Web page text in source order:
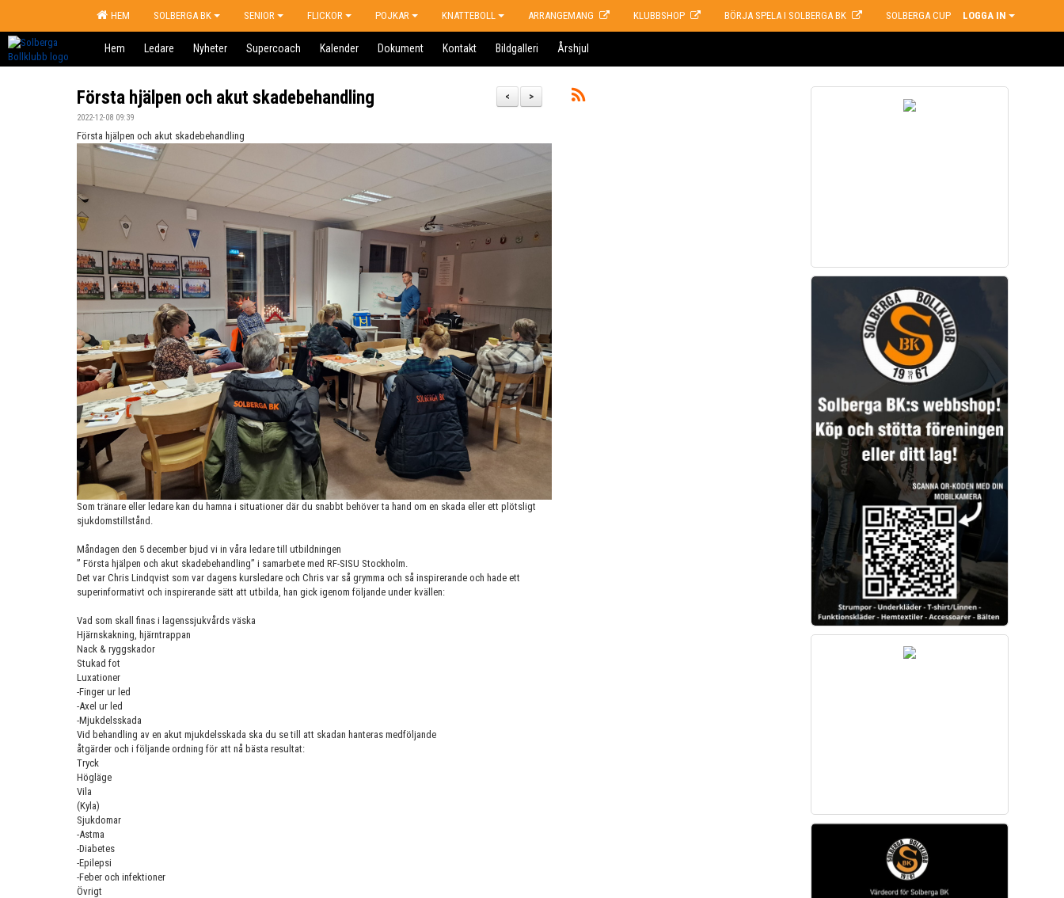
HEM SOLBERGA BK SENIOR FLICKOR POJKAR KNATTEBOLL ARRANGEMANG KLUBBSHOP BÖRJA SPELA I SOLBERGA BK SOLBERGA CUP LOGGA IN
Hem Ledare Nyheter Supercoach Kalender Dokument Kontakt Bildgalleri Årshjul
>
<
Första hjälpen och akut skadebehandling
2022-12-08 09:39
Första hjälpen och akut skadebehandling
Som tränare eller ledare kan du hamna i situationer där du snabbt behöver ta hand om en skada eller ett plötsligt
sjukdomstillstånd.
Måndagen den 5 december bjud vi in våra ledare till utbildningen
” Första hjälpen och akut skadebehandling” i samarbete med RF-SISU Stockholm.
Det var Chris Lindqvist som var dagens kursledare och Chris var så grymma och så inspirerande och hade ett
superinformativt och inspirerande sätt att utbilda, han gick igenom följande under kvällen:
Vad som skall finas i lagenssjukvårds väska
Hjärnskakning, hjärntrappan
Nack & ryggskador
Stukad fot
Luxationer
-Finger ur led
-Axel ur led
-Mjukdelsskada
Vid behandling av en akut mjukdelsskada ska du se till att skadan hanteras medföljande
åtgärder och i följande ordning för att nå bästa resultat:
Tryck
Högläge
Vila
(Kyla)
Sjukdomar
-Astma
-Diabetes
-Epilepsi
-Feber och infektioner
Övrigt